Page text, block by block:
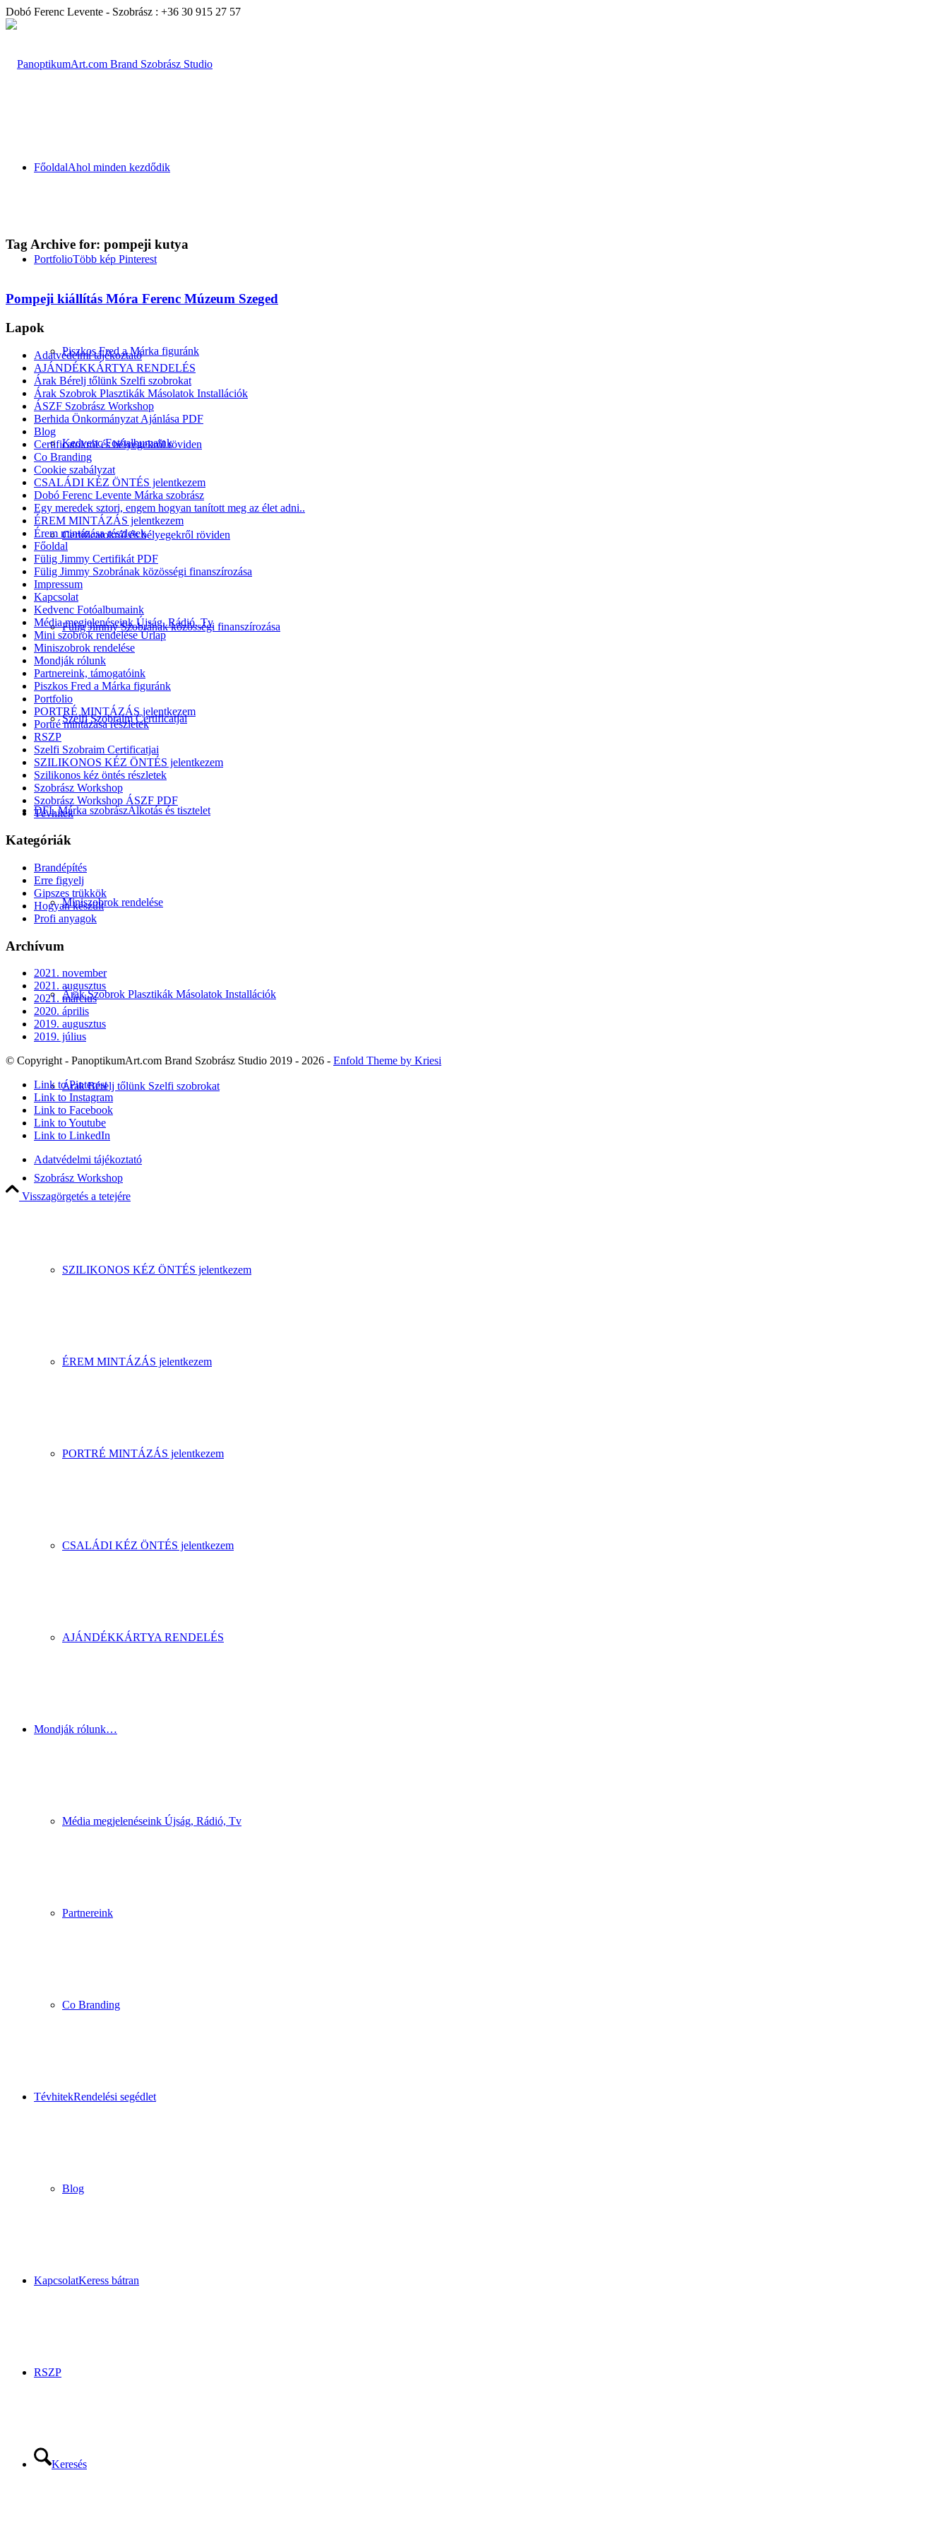
Dobó Ferenc Levente - Szobrász : +36 30 915 27 57
FőoldalAhol minden kezdődik
PortfolioTöbb kép Pinterest
Piszkos Fred a Márka figuránk
Kedvenc Fotóalbumaink
Certificatokról és bélyegekről röviden
Fülig Jimmy Szobrának közösségi finanszírozása
Szelfi Szobraim Certificatjai
DFL Márka szobrászAlkotás és tisztelet
Miniszobrok rendelése
Árak Szobrok Plasztikák Másolatok Installációk
Árak Bérelj tőlünk Szelfi szobrokat
Szobrász Workshop
SZILIKONOS KÉZ ÖNTÉS jelentkezem
ÉREM MINTÁZÁS jelentkezem
PORTRÉ MINTÁZÁS jelentkezem
CSALÁDI KÉZ ÖNTÉS jelentkezem
AJÁNDÉKKÁRTYA RENDELÉS
Mondják rólunk…
Média megjelenéseink Újság, Rádió, Tv
Partnereink
Co Branding
TévhitekRendelési segédlet
Blog
KapcsolatKeress bátran
RSZP
Keresés
Tag Archive for: pompeji kutya
Pompeji kiállítás Móra Ferenc Múzeum Szeged
Lapok
Adatvédelmi tájékoztató
AJÁNDÉKKÁRTYA RENDELÉS
Árak Bérelj tőlünk Szelfi szobrokat
Árak Szobrok Plasztikák Másolatok Installációk
ÁSZF Szobrász Workshop
Berhida Önkormányzat Ajánlása PDF
Blog
Certificatokról és bélyegekről röviden
Co Branding
Cookie szabályzat
CSALÁDI KÉZ ÖNTÉS jelentkezem
Dobó Ferenc Levente Márka szobrász
Egy meredek sztori, engem hogyan tanított meg az élet adni..
ÉREM MINTÁZÁS jelentkezem
Érem mintázása részletek
Főoldal
Fülig Jimmy Certifikát PDF
Fülig Jimmy Szobrának közösségi finanszírozása
Impressum
Kapcsolat
Kedvenc Fotóalbumaink
Média megjelenéseink Újság, Rádió, Tv
Mini szobrok rendelése Űrlap
Miniszobrok rendelése
Mondják rólunk
Partnereink, támogatóink
Piszkos Fred a Márka figuránk
Portfolio
PORTRÉ MINTÁZÁS jelentkezem
Portré mintázása részletek
RSZP
Szelfi Szobraim Certificatjai
SZILIKONOS KÉZ ÖNTÉS jelentkezem
Szilikonos kéz öntés részletek
Szobrász Workshop
Szobrász Workshop ÁSZF PDF
Tévhitek
Kategóriák
Brandépítés
Erre figyelj
Gipszes trükkök
Hogyan készült
Profi anyagok
Archívum
2021. november
2021. augusztus
2021. március
2020. április
2019. augusztus
2019. július
© Copyright - PanoptikumArt.com Brand Szobrász Studio 2019 - 2026 - Enfold Theme by Kriesi
Link to Pinterest
Link to Instagram
Link to Facebook
Link to Youtube
Link to LinkedIn
Adatvédelmi tájékoztató
Visszagörgetés a tetejére